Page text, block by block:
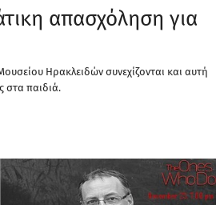
απασχόληση για
Ηρακλειδών συνεχίζονται και αυτή
στα παιδιά.